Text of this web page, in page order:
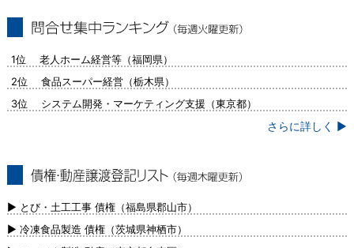
1位 老人ホーム経営等（福岡県）
2位 食品スーパー経営（栃木県）
3位 システム開発・マーケティング支援（東京都）
さらに詳しく ▶
新）
▶ とび・土工工事 債権（福島県郡山市）
▶ 冷凍食品製造 債権（茨城県神栖市）